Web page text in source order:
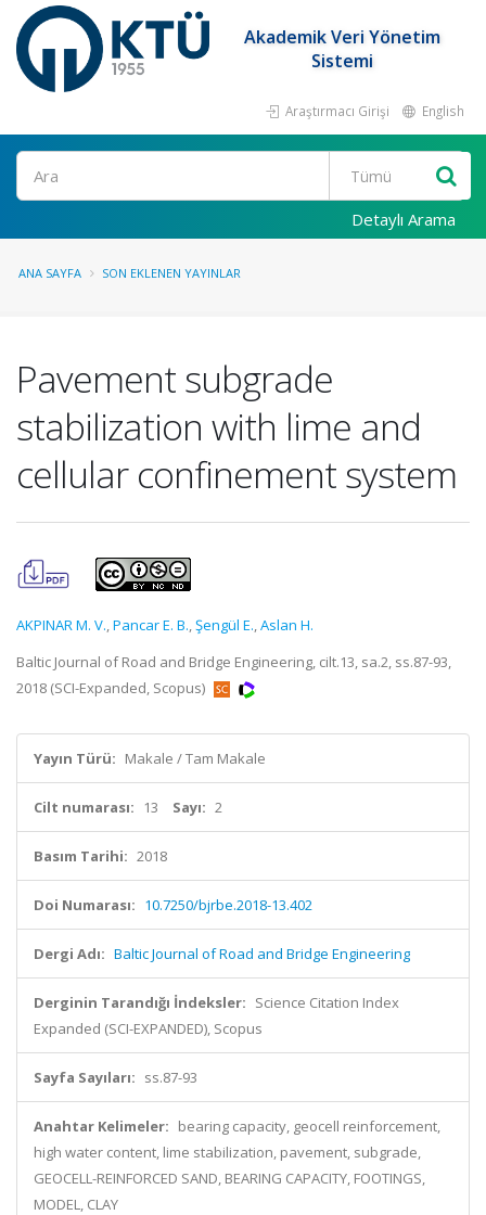
Akademik Veri Yönetim
Sistemi
Araştırmacı Girişi English
Ara
Detaylı Arama
ANA SAYFA SON EKLENEN YAYINLAR
Pavement subgrade
stabilization with lime and
cellular confinement system
AKPINAR M. V.,Pancar E. B.,Şengül E.,Aslan H.
Baltic Journal of Road and Bridge Engineering, cilt.13, sa.2, ss.87-93,
2018 (SCI-Expanded, Scopus)
Yayın Türü: Makale / Tam Makale
Cilt numarası: 13 Sayı: 2
Basım Tarihi: 2018
Doi Numarası: 10.7250/bjrbe.2018-13.402
Dergi Adı: Baltic Journal of Road and Bridge Engineering
Derginin Tarandığı İndeksler: Science Citation Index
Expanded (SCI-EXPANDED), Scopus
Sayfa Sayıları: ss.87-93
Anahtar Kelimeler: bearing capacity, geocell reinforcement,
high water content, lime stabilization, pavement, subgrade,
GEOCELL-REINFORCED SAND, BEARING CAPACITY, FOOTINGS,
MODEL, CLAY